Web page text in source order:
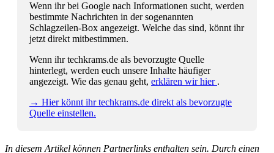
Wenn ihr bei Google nach Informationen sucht, werden
bestimmte Nachrichten in der sogenannten
Schlagzeilen-Box angezeigt. Welche das sind, könnt ihr
jetzt direkt mitbestimmen.
Wenn ihr techkrams.de als bevorzugte Quelle
hinterlegt, werden euch unsere Inhalte häufiger
angezeigt. Wie das genau geht, erklären wir hier .
→ Hier könnt ihr techkrams.de direkt als bevorzugte
Quelle einstellen.
In diesem Artikel können Partnerlinks enthalten sein. Durch einen